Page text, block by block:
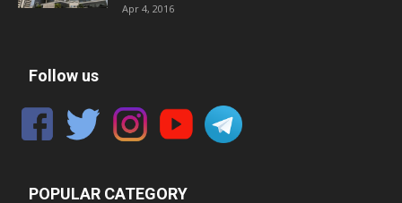
Apr 4, 2016
Follow us
POPULAR CATEGORY